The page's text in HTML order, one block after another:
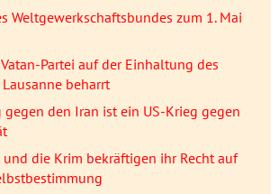
Weltgewerkschaftsbundes zum 1. Mai
Partei auf der Einhaltung des
beharrt
gegen den Iran ist ein US-Krieg gegen
und die Krim bekräftigen ihr Recht auf